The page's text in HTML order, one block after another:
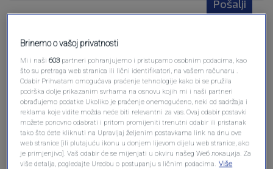
Pošalji
Pošalji komentar
Brinemo o vašoj privatnosti
Mi i naši603 partneri pohranjujemo i pristupamo osobnim podacima, kao
što su pretraga web stranica ili lični identifikatori, na vašem računaru .
Odabir Prihvatam omogućava praćenje tehnologije kako bi se pružila
podrška dolje prikazanim svrhama na osnovu kojih mi i naši partneri
obrađujemo podatke Ukoliko je praćenje onemogućeno, neki od sadržaja i
reklama koje vidite možda neće biti relevantni za vas. Ovaj odabir postavki
možete ponovno odabrati i pritom promijeniti trenutni odabir ili pristanak
tako što ćete kliknuti na Upravljaj željenim postavkama link na dnu ove
web stranice [ili plutajuću ikonu u donjem lijevom dijelu web stranice, ako
je primjenjivo]. Vaš odabir će se mijenjati u okviru našeg Wеб локација. Za
više detalja, pogledajte Uredbu o postupanju s ličnim podacima. Više